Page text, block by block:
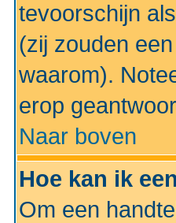
tevoorschijn
(zij zouden
waarom).
erop
Naar boven
Hoe kan ik
Om een